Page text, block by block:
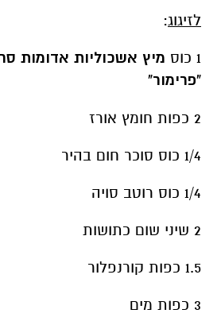
לזיגוג:
1 כוס
מיץ אשכוליות אדומות
"פרימור"
2 כפות חומץ אורז
1/4 כוס סוכר חום בהיר
1/4 כוס רוטב סויה
2 שיני שום כתושות
1.5 כפות קורנפלור
3 כפות מים